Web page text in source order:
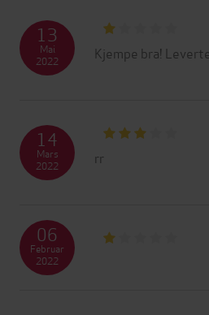
Kjempe bra!
13
Mai
2022
rr
14
Mars
2022
06
Februar
2022